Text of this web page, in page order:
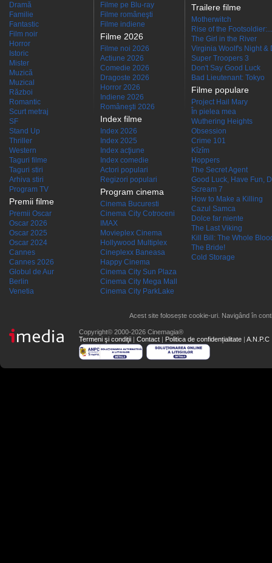
Dramă
Familie
Fantastic
Film noir
Horror
Istoric
Mister
Muzică
Muzical
Război
Romantic
Scurt metraj
SF
Stand Up
Thriller
Western
Taguri filme
Taguri stiri
Arhiva stiri
Program TV
Premii filme
Premii Oscar
Oscar 2026
Oscar 2025
Oscar 2024
Cannes
Cannes 2026
Globul de Aur
Berlin
Venetia
Filme pe Blu-ray
Filme româneşti
Filme indiene
Filme 2026
Filme noi 2026
Actiune 2026
Comedie 2026
Dragoste 2026
Horror 2026
Indiene 2026
Româneşti 2026
Index filme
Index 2026
Index 2025
Index acţiune
Index comedie
Actori populari
Regizori populari
Program cinema
Cinema Bucuresti
Cinema City Cotroceni
IMAX
Movieplex Cinema
Hollywood Multiplex
Cineplexx Baneasa
Happy Cinema
Cinema City Sun Plaza
Cinema City Mega Mall
Cinema City ParkLake
Trailere filme
Motherwitch
Rise of the Footsoldier:...
The Girl in the River
Virginia Woolf's Night &
Super Troopers 3
Don't Say Good Luck
Bad Lieutenant: Tokyo
Filme populare
Project Hail Mary
În pielea mea
Wuthering Heights
Obsession
Crime 101
Kîzîm
Hoppers
The Secret Agent
Good Luck, Have Fun,
Scream 7
How to Make a Killing
Cazul Samca
Dolce far niente
The Last Viking
Kill Bill: The Whole
The Bride!
Cold Storage
Acest site folosește cookie-uri. Navigând în
Copyright© 2000-2026 Cinemagia®
Termeni şi condiţii | Contact | Politica de confidențialitate | A.N.P.C